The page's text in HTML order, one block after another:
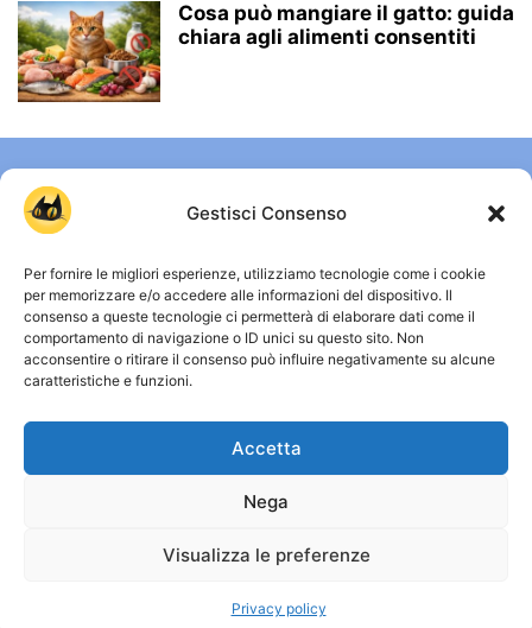
Gestisci Consenso
Per fornire le migliori esperienze, utilizziamo tecnologie come i cookie
per memorizzare e/o accedere alle informazioni del dispositivo. Il
consenso a queste tecnologie ci permetterà di elaborare dati come il
comportamento di navigazione o ID unici su questo sito. Non
acconsentire o ritirare il consenso può influire negativamente su alcune
caratteristiche e funzioni.
Accetta
Nega
Visualizza le preferenze
Privacy policy
Cosa può mangiare il gatto: guida
chiara agli alimenti consentiti
CHI SIAMO
accanto a un gatto e vuole capirlo davvero. Qui trovi guide
chiare, approfondimenti su comportamento, salute e vita
quotidiana, senza miti inutili e senza allarmismi. Osservare,
comprendere e convivere meglio con i gatti: è da qui che
© Copyright 2026 - Gattissimi